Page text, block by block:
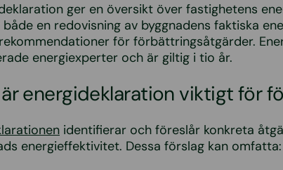
ger en översikt över fastighetens
både en redovisning av byggnadens faktiska
för förbättringsåtgärder.
energiexperter och är giltig i tio år.
energideklaration viktigt för
identifierar och föreslår konkreta
energieffektivitet. Dessa förslag kan omfatta: